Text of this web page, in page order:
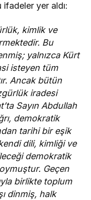
yer aldı:
kimlik ve
Bu
yalnızca Kürt
isteyen tüm
Ancak bütün
iradesi
Sayın Abdullah
demokratik
tarihi bir eşik
dili, kimliği ve
demokratik
Geçen
birlikte toplum
dinmiş, halk